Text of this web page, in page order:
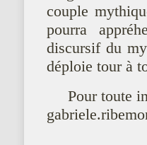
couple
pourra
discursif du
déploie tour à
Pour toute